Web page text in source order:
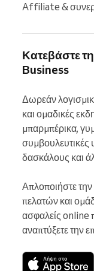
Affiliate &
Κατεβάστε
Business
Δωρεάν
και ομαδικές
μπαρμπέρικα,
συμβουλευτικές
δασκάλους και
Απλοποιήστε την
πελατών και
ασφαλείς online
αναπτύξετε την